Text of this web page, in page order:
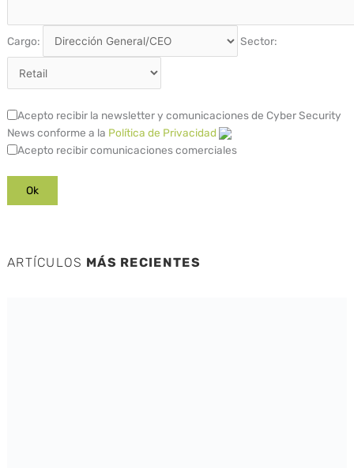
Cargo: Sector:
Acepto recibir la newsletter y comunicaciones de Cyber Security
News conforme a la Política de Privacidad
Acepto recibir comunicaciones comerciales
ARTÍCULOS MÁS RECIENTES